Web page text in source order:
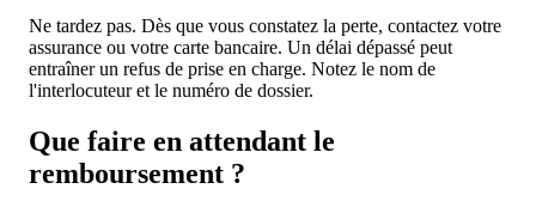
Ne tardez pas. Dès que vous constatez la perte, contactez votre
assurance ou votre carte bancaire. Un délai dépassé peut
entraîner un refus de prise en charge. Notez le nom de
l'interlocuteur et le numéro de dossier.
Que faire en attendant le
remboursement ?